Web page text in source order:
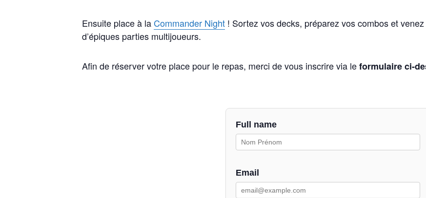
Ensuite place à la Commander Night ! Sortez vos decks, préparez vos combos et
d’épiques parties multijoueurs.
Afin de réserver votre place pour le repas, merci de vous inscrire via leformulaire ci-
Full name
Email